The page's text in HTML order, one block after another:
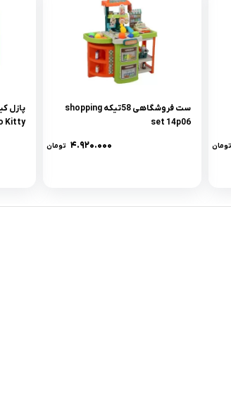
تومان
ست فروشگاهى 58تيکه shopping
set 14p06
۴.۹۲۰.۰۰۰ تومان
Kitty